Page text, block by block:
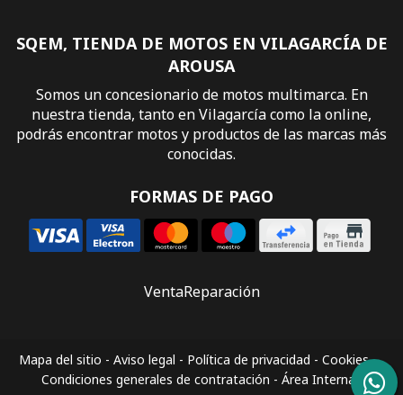
SQEM, TIENDA DE MOTOS EN VILAGARCÍA DE
AROUSA
Somos un concesionario de motos multimarca. En
nuestra tienda, tanto en Vilagarcía como la online,
podrás encontrar motos y productos de las marcas más
conocidas.
FORMAS DE PAGO
VentaReparación
Mapa del sitio - Aviso legal - Política de privacidad - Cookies-
Condiciones generales de contratación - Área Interna